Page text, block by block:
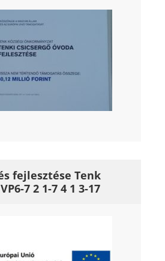
fejlesztése Tenk
7 2 1-7 4 1 3-17